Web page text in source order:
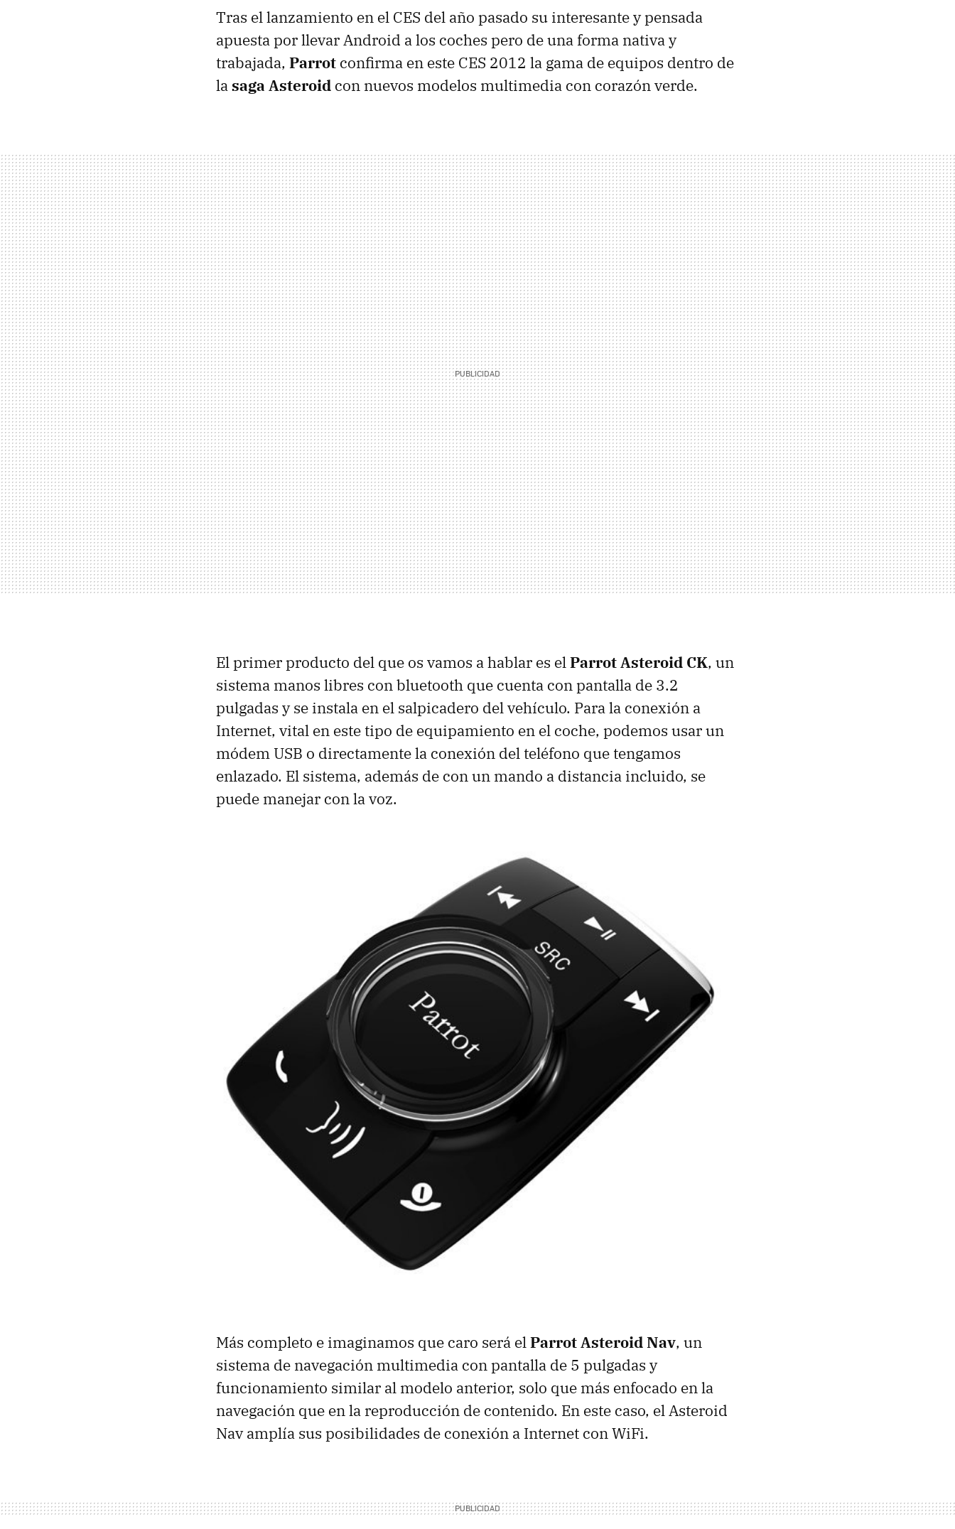
Tras el lanzamiento en el CES del año pasado su interesante y pensada
apuesta por llevar Android a los coches pero de una forma nativa y
trabajada, Parrot confirma en este CES 2012 la gama de equipos dentro de
lasaga Asteroid con nuevos modelos multimedia con corazón verde.
El primer producto del que os vamos a hablar es elParrot Asteroid CK, un
sistema manos libres con bluetooth que cuenta con pantalla de 3.2
pulgadas y se instala en el salpicadero del vehículo. Para la conexión a
Internet, vital en este tipo de equipamiento en el coche, podemos usar un
módem USB o directamente la conexión del teléfono que tengamos
enlazado. El sistema, además de con un mando a distancia incluido, se
puede manejar con la voz.
Más completo e imaginamos que caro será elParrot Asteroid Nav, un
sistema de navegación multimedia con pantalla de 5 pulgadas y
funcionamiento similar al modelo anterior, solo que más enfocado en la
navegación que en la reproducción de contenido. En este caso, el Asteroid
Nav amplía sus posibilidades de conexión a Internet con WiFi.